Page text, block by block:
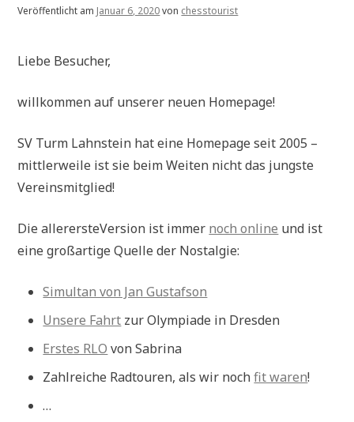
Veröffentlicht am Januar 6, 2020von chesstourist
Liebe Besucher,
willkommen auf unserer neuen Homepage!
SV Turm Lahnstein hat eine Homepage seit 2005 –
mittlerweile ist sie beim Weiten nicht das jungste
Vereinsmitglied!
Die allerersteVersion ist immer noch online und ist
eine großartige Quelle der Nostalgie:
Simultan von Jan Gustafson
Unsere Fahrt zur Olympiade in Dresden
Erstes RLO von Sabrina
Zahlreiche Radtouren, als wir nochfit waren!
…